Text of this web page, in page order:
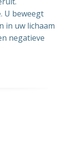
U beweegt
in uw lichaam
negatieve